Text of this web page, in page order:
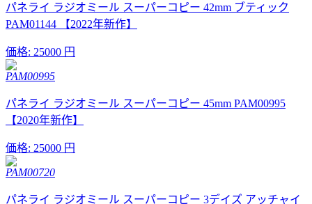
パネライ ラジオミール スーパーコピー 42mm ブティック
PAM01144 【2022年新作】
価格: 25000 円
PAM00995
パネライ ラジオミール スーパーコピー 45mm PAM00995
【2020年新作】
価格: 25000 円
PAM00720
パネライ ラジオミール スーパーコピー 3デイズ アッチャイ